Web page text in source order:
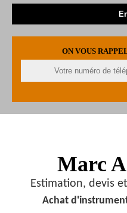
ON VOUS
Marc
Estimation, devis
Achat